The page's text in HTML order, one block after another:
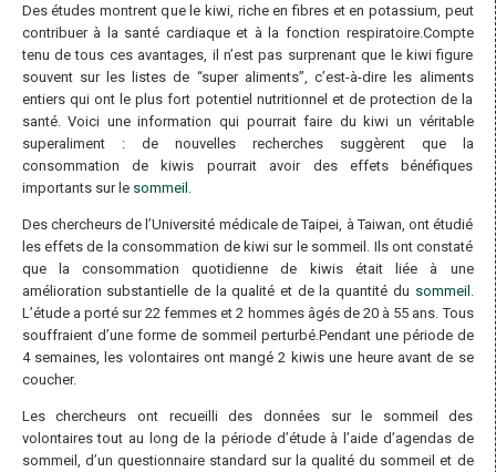
Des études montrent que le kiwi, riche en fibres et en potassium, peut
contribuer à la santé cardiaque et à la fonction respiratoire.Compte
tenu de tous ces avantages, il n’est pas surprenant que le kiwi figure
souvent sur les listes de “super aliments”, c’est-à-dire les aliments
entiers qui ont le plus fort potentiel nutritionnel et de protection de la
santé. Voici une information qui pourrait faire du kiwi un véritable
superaliment : de nouvelles recherches suggèrent que la
consommation de kiwis pourrait avoir des effets bénéfiques
importants sur le sommeil
Des chercheurs de l’Université médicale de Taipei, à Taiwan, ont étudié
les effets de la consommation de kiwi sur le sommeil. Ils ont constaté
que la consommation quotidienne de kiwis était liée à une
amélioration substantielle de la qualité et de la quantité du sommeil
L’étude a porté sur 22 femmes et 2 hommes âgés de 20 à 55 ans. Tous
souffraient d’une forme de sommeil perturbé.Pendant une période de
4 semaines, les volontaires ont mangé 2 kiwis une heure avant de se
coucher.
Les chercheurs ont recueilli des données sur le sommeil des
volontaires tout au long de la période d’étude à l’aide d’agendas de
sommeil, d’un questionnaire standard sur la qualité du sommeil et de